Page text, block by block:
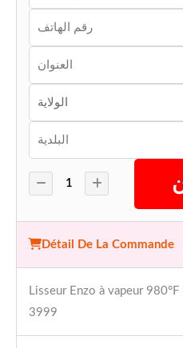
Détail De La Commande
Lisseur Enzo à vapeur 980°F
3999